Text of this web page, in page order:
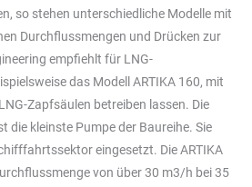
so stehen unterschiedliche Modelle mit
Durchflussmengen und Drücken zur
empfiehlt für LNG-
das Modell ARTIKA 160, mit
Zapfsäulen betreiben lassen. Die
die kleinste Pumpe der Baureihe. Sie
eingesetzt. Die ARTIKA
von über 30 m3/h bei 35